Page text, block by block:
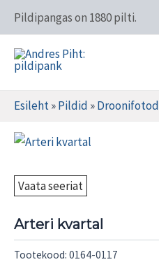
content
Pildipangas on 1880 pilti.
Andres Piht: pildipank
Esileht»Pildid »Droonifotod
Vaata seeriat
Arteri kvartal
Tootekood: 0164-0117